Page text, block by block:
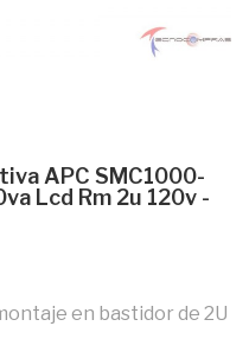
APC SMC1000-
Lcd Rm 2u 120v -
en bastidor de 2U